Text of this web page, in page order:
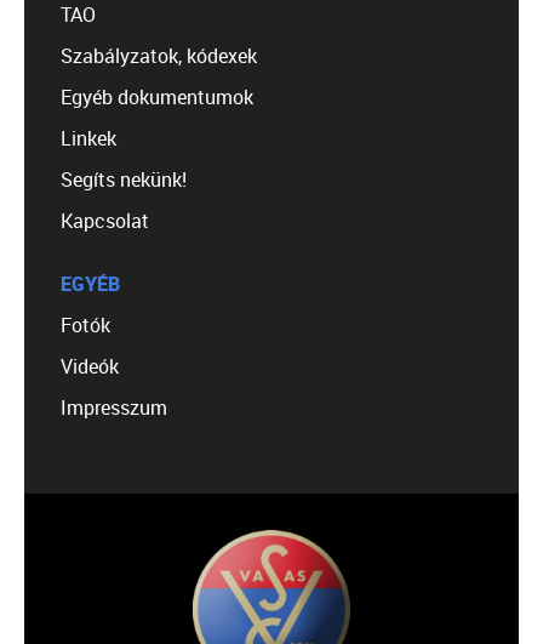
TAO
Szabályzatok, kódexek
Egyéb dokumentumok
Linkek
Segíts nekünk!
Kapcsolat
EGYÉB
Fotók
Videók
Impresszum